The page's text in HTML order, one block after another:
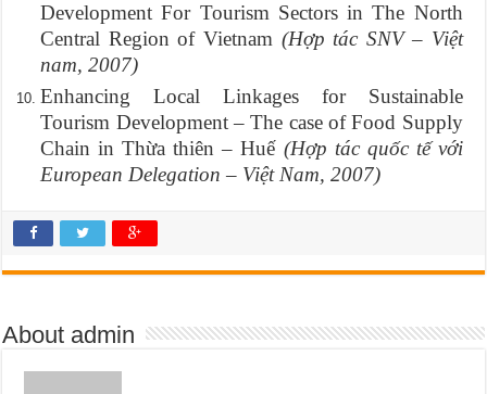
Development For Tourism Sectors in The North
Central Region of Vietnam (Hợp tác SNV – Việt
nam, 2007)
Enhancing Local Linkages for Sustainable
Tourism Development – The case of Food Supply
Chain in Thừa thiên – Huế (Hợp tác quốc tế với
European Delegation – Việt Nam, 2007)
About admin